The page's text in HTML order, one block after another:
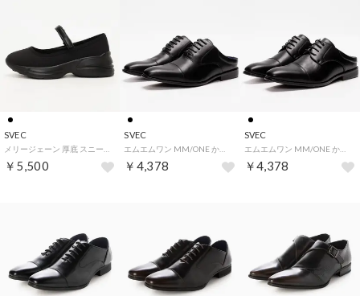
SVEC
￥5,500
SVEC
￥4,378
SVEC
エムエムワン MM/ONE かかとなし ビジネスシューズ / 外羽根 ストレートチップ / ミュール (ブラック)
￥4,378